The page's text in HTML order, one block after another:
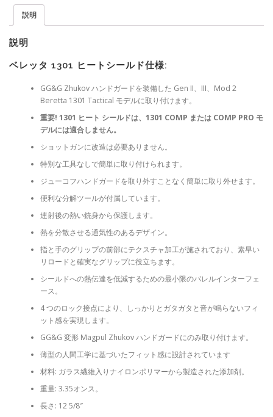
説明
説明
ベレッタ 1301 ヒートシールド仕様:
GG&G Zhukov ハンドガードを装備した Gen II、III、Mod 2
Beretta 1301 Tactical モデルに取り付けます。
重要! 1301 ヒート シールドは、1301 COMP または COMP PRO モ
デルには適合しません。
ショットガンに改造は必要ありません。
特別な工具なしで簡単に取り付けられます。
ジューコフハンドガードを取り外すことなく簡単に取り外せます。
便利な分解ツールが付属しています。
連射後の熱い銃身から保護します。
熱を分散させる通気性のあるデザイン。
指と手のグリップの前部にテクスチャ加工が施されており、素早い
リロードと確実なグリップに役立ちます。
シールドへの熱伝達を低減するための最小限のバレルインターフェ
ース。
4 つのロック接点により、しっかりとガタガタと音が鳴らないフィ
ット感を実現します。
GG&G 変形 Magpul Zhukov ハンドガードにのみ取り付けます。
薄型の人間工学に基づいたフィット感に設計されています
材料: ガラス繊維入りナイロンポリマーから製造された添加剤。
重量: 3.35オンス。
長さ: 12 5/8″